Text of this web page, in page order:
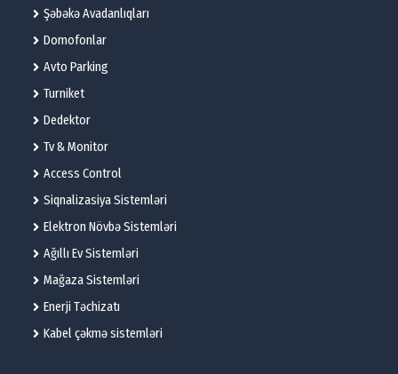
Şəbəkə Avadanlıqları
Domofonlar
Avto Parking
Turniket
Dedektor
Tv & Monitor
Access Control
Siqnalizasiya Sistemləri
Elektron Növbə Sistemləri
Ağıllı Ev Sistemləri
Mağaza Sistemləri
Enerji Təchizatı
Kabel çəkmə sistemləri